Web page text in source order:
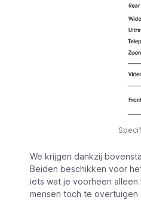
We krijgen dankzij
Beiden beschikken voor
iets wat je voorheen
mensen toch te